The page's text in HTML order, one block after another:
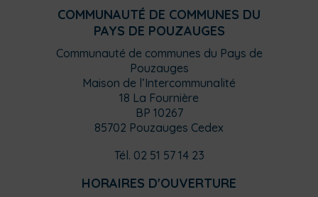
COMMUNAUTÉ DE COMMUNES DU
PAYS DE POUZAUGES
Communauté de communes du Pays de
Pouzauges
Maison de l’Intercommunalité
18 La Fournière
BP 10267
85702 Pouzauges Cedex
Tél. 02 51 57 14 23
HORAIRES D'OUVERTURE